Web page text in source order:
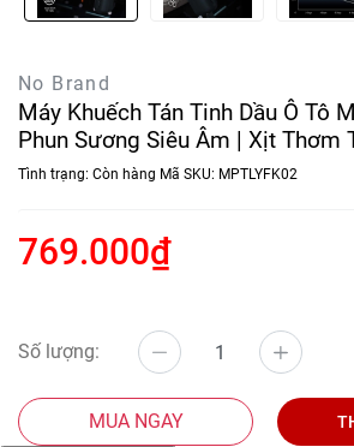
No Brand
Máy Khuếch Tán Tinh Dầu Ô Tô
Phun Sương Siêu Âm | Xịt Thơm
Tình trạng: Còn hàng Mã SKU: MPTLYFK02
769.000₫
Số lượng:
MUA NGAY